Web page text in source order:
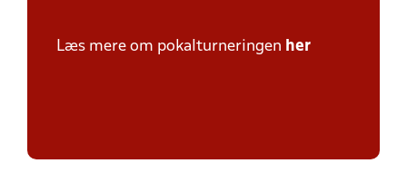
Læs mere om pokalturneringen her